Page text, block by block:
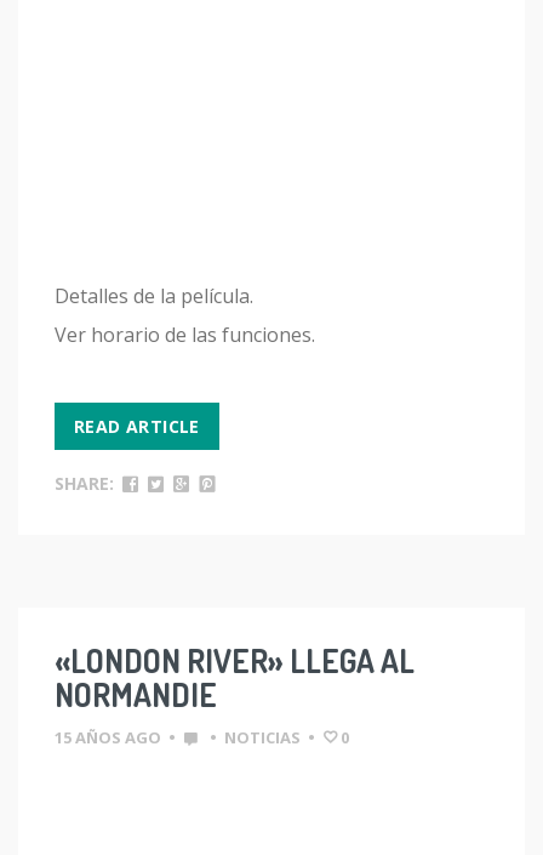
Detalles de la película.
Ver horario de las funciones.
READ ARTICLE
SHARE:
«LONDON RIVER» LLEGA AL
NORMANDIE
15 AÑOS AGO • • NOTICIAS • 0